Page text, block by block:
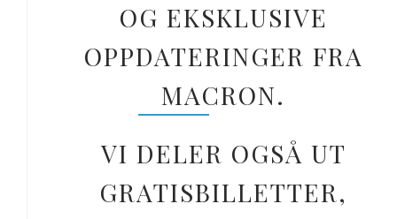
OG EKSKLUSIVE
OPPDATERINGER FRA
MACRON.
VI DELER OGSÅ UT
GRATISBILLETTER,